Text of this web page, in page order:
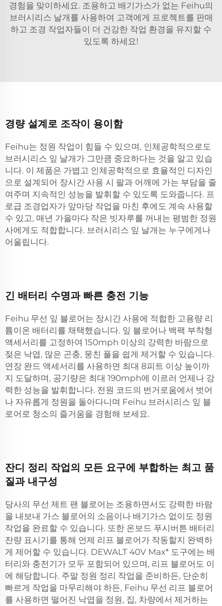
경험을 맞이하세요. 조용하고 배기가스가 없는 Feihu의
브러시리스 날개를 사용하여 고객에게 프로젝트를 판매
하고 조경 작업자들이 더 건강한 작업 환경을 유지할 수
있도록 하세요!
경량 설계로 조작이 용이함
Feihu는 정원 작업이 힘들 수 있으며, 인체공학적으로도
브러시리스 잎 날개가 그만큼 중요하다는 것을 알고 있습
니다. 이 제품은 가볍고 인체공학적으로 효율적인 디자인
으로 설계되어 장시간 사용 시 팔과 어깨에 가는 부담을 줄
여주며 지속적인 성능을 발휘할 수 있도록 도와줍니다. 프
로급 조경업자가 앞마당 작업을 마친 후에도 계속 사용할
수 있고, 매년 가을마다 작은 빗자루를 꺼내는 평범한 정원
사에게도 적합합니다. 브러시리스 잎 날개는 누구에게나
어울립니다.
긴 배터리 수명과 빠른 충전 기능
Feihu 무선 잎 블로어는 장시간 사용에 적합한 고용량 리
튬이온 배터리를 채택했습니다. 잎 블로어나 백팩 부착형
액세서리를 고정하여 150mph 이상의 강력한 바람으로
젖은 낙엽, 많은 곤충, 뭉친 풀을 쉽게 제거할 수 있습니다.
연장 완드 액세서리를 사용하면 최대 8피트 이상 높이까
지 도달하며, 공기량은 최대 190mph에 이르러 언제나 강
력한 성능을 발휘합니다. 전원 코드의 번거로움에서 벗어
나 자유롭게 정원을 돌아다니며 Feihu 브러시리스 잎 블
로어로 청소의 즐거움을 경험해 보세요.
잔디 정리 작업의 모든 요구에 부합하는 최고 품
질과 내구성
당사의 무선 제트 팬 블로어는 조용하면서도 강력한 바람
을 내보내 가스 블로어의 소음이나 배기가스 없이도 정원
작업을 완료할 수 있습니다. 또한 온보드 푸시버튼 배터리
잔량 표시기를 통해 언제 리프 블로어가 작동할지 완벽하
게 제어할 수 있습니다. DEWALT 40V Max* 도구에는 배
터리와 충전기가 모두 포함되어 있으며, 리프 블로어도 이
에 해당합니다. 주말 정원 정리 작업을 준비하든, 단순히
빠르게 작업을 마무리해야 하든, Feihu 무선 리프 블로어
를 사용하면 떨어진 낙엽을 정원, 집, 차량에서 제거하는